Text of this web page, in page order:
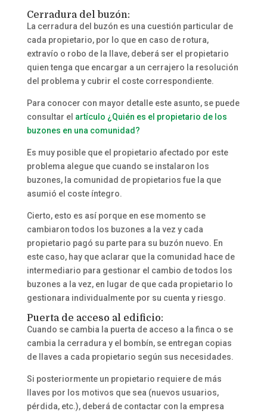
Cerradura del buzón:
La cerradura del buzón es una cuestión particular de
cada propietario, por lo que en caso de rotura,
extravío o robo de la llave, deberá ser el propietario
quien tenga que encargar a un cerrajero la resolución
del problema y cubrir el coste correspondiente.
Para conocer con mayor detalle este asunto, se puede
consultar el artículo ¿Quién es el propietario de los
buzones en una comunidad?
Es muy posible que el propietario afectado por este
problema alegue que cuando se instalaron los
buzones, la comunidad de propietarios fue la que
asumió el coste íntegro.
Cierto, esto es así porque en ese momento se
cambiaron todos los buzones a la vez y cada
propietario pagó su parte para su buzón nuevo. En
este caso, hay que aclarar que la comunidad hace de
intermediario para gestionar el cambio de todos los
buzones a la vez, en lugar de que cada propietario lo
gestionara individualmente por su cuenta y riesgo.
Puerta de acceso al edificio:
Cuando se cambia la puerta de acceso a la finca o se
cambia la cerradura y el bombín, se entregan copias
de llaves a cada propietario según sus necesidades.
Si posteriormente un propietario requiere de más
llaves por los motivos que sea (nuevos usuarios,
pérdida, etc.), deberá de contactar con la empresa